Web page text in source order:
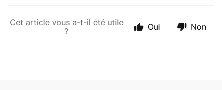
Cet article vous a-t-il été utile
?
Oui Non